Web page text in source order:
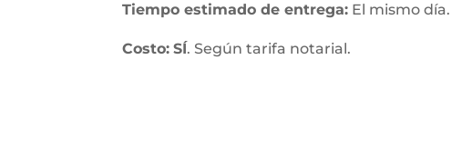
Tiempo estimado de entrega: El mismo día.
Costo: SÍ. Según tarifa notarial.